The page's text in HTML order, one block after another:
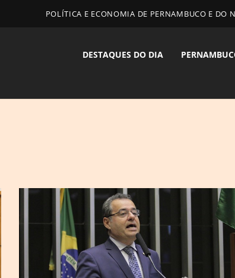
POLÍTICA E ECONOMIA DE PERNAMBUCO E DO
DESTAQUES DO DIA